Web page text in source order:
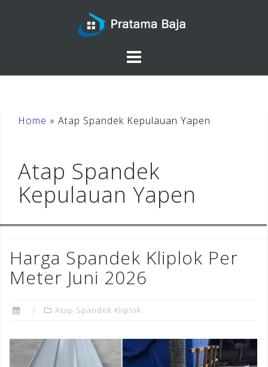
Home » Atap Spandek Kepulauan Yapen
Atap Spandek
Kepulauan Yapen
Harga Spandek Kliplok Per
Meter Juni 2026
Atap Spandek Kliplok